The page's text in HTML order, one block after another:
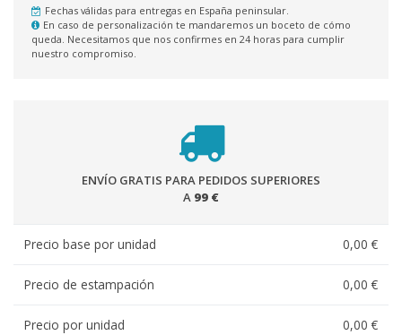
Fechas válidas para entregas en España peninsular.
En caso de personalización te mandaremos un boceto de cómo
queda. Necesitamos que nos confirmes en 24 horas para cumplir
nuestro compromiso.
ENVÍO GRATIS PARA PEDIDOS SUPERIORES
A 99 €
Precio base por unidad 0,00 €
Precio de estampación 0,00 €
Precio por unidad 0,00 €